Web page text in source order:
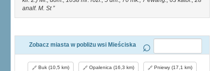
analf. M. St
Zobacz miasta w pobliżu wsi Mieściska
Buk (10,5 km) Opalenica (16,3 km) Pniewy (17,1 km)